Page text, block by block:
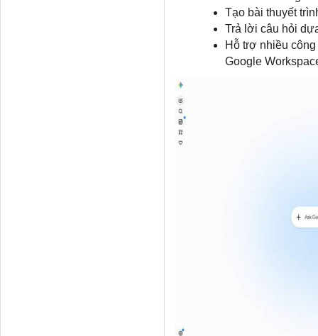
Tạo bài thuyết
Trả lời câu hỏi
Hỗ trợ nhiều
Google